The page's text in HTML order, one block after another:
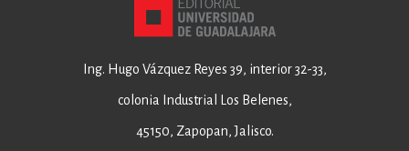
Ing. Hugo Vázquez Reyes 39, interior 32-33,
colonia Industrial Los Belenes,
45150, Zapopan, Jalisco.